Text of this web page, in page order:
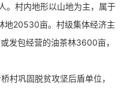
。村内地形以山地为主，属于
地20530亩。村级集体经济主
发包经营的油茶林3600亩，
巩固脱贫攻坚后盾单位，